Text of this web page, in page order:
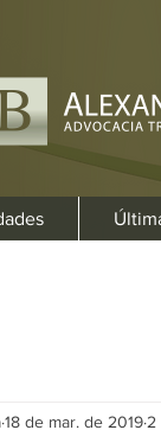
18 de mar. de 2019 2